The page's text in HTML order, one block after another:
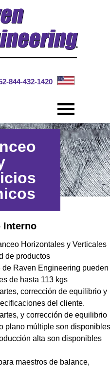
844-432-1420
Interno
Horizontales y Verticales
de productos
Raven Engineering pueden
de hasta 113 kgs
corrección de equilibrio y
del cliente.
y corrección de equilibrio
plano múltiple son
alta son disponibles
maestros de balance,